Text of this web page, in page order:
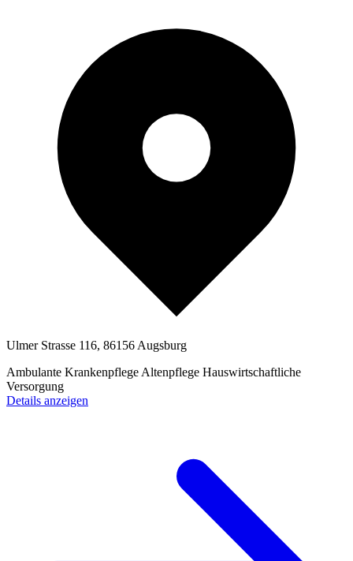
Ulmer Strasse 116, 86156 Augsburg
Ambulante Krankenpflege Altenpflege Hauswirtschaftliche
Versorgung
Details anzeigen